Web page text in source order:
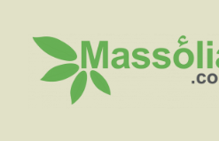
contenu